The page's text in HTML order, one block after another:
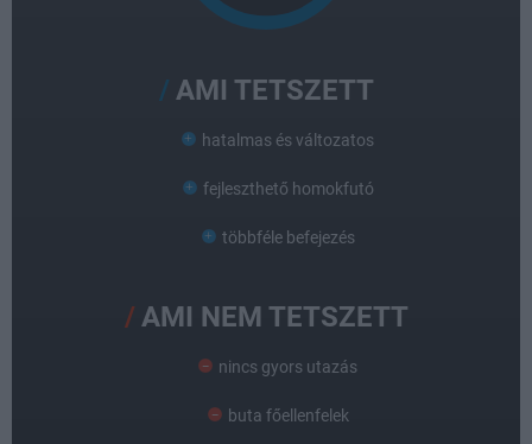
AMI TETSZETT
hatalmas és változatos
fejleszthető homokfutó
többféle befejezés
AMI NEM TETSZETT
nincs gyors utazás
buta főellenfelek